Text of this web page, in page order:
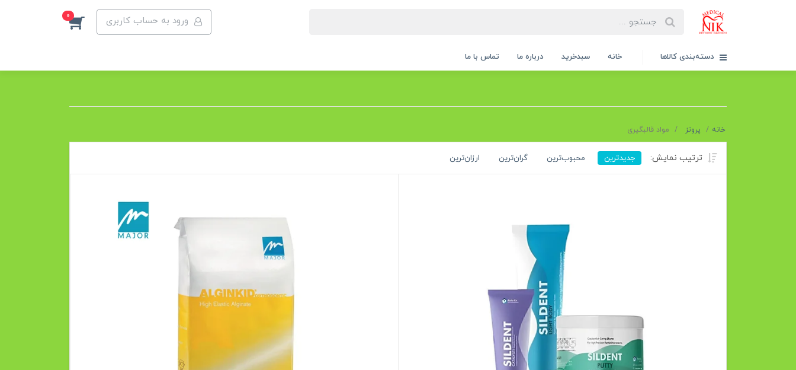
ورود به حساب کاربری 0
دسته‌بندی کالاها خانه سبدخرید درباره ما تماس با ما
خانه پروتز مواد قالبگیری
ترتیب نمایش: جدیدترین محبوب‌ترین گران‌ترین ارزان‌ترین